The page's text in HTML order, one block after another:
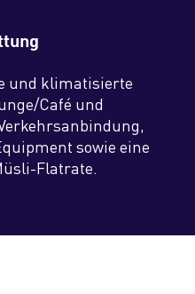
und klimatisierte
Café und
sowie eine
Flatrate.